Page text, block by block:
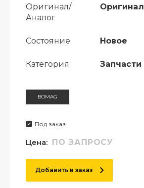
Оригинал/
Аналог
Оригинал
Состояние Новое
Категория Запчасти
BOMAG
Под заказ
Цена: ПО ЗАПРОСУ
Добавить в заказ